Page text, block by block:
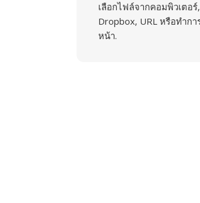
เลือกไฟล์จากคอมพิวเตอ
Dropbox, URL หรือทำก
หน้า.